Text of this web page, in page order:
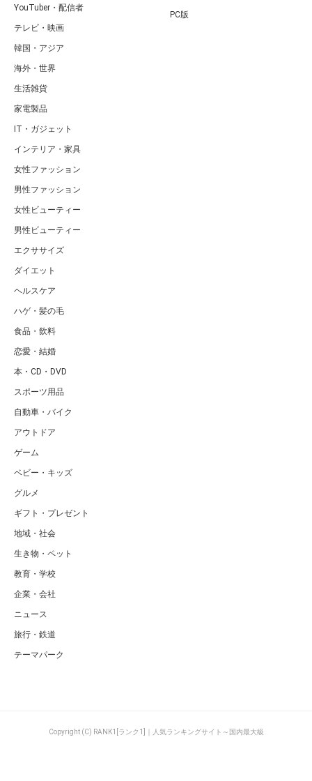
YouTuber・配信者
テレビ・映画
韓国・アジア
海外・世界
生活雑貨
家電製品
IT・ガジェット
インテリア・家具
女性ファッション
男性ファッション
女性ビューティー
男性ビューティー
エクササイズ
ダイエット
ヘルスケア
ハゲ・髪の毛
食品・飲料
恋愛・結婚
本・CD・DVD
スポーツ用品
自動車・バイク
アウトドア
ゲーム
ベビー・キッズ
グルメ
ギフト・プレゼント
地域・社会
生き物・ペット
教育・学校
企業・会社
ニュース
旅行・鉄道
テーマパーク
PC版
Copyright (C) RANK1[ランク1]｜人気ランキングサイト～国内最大級